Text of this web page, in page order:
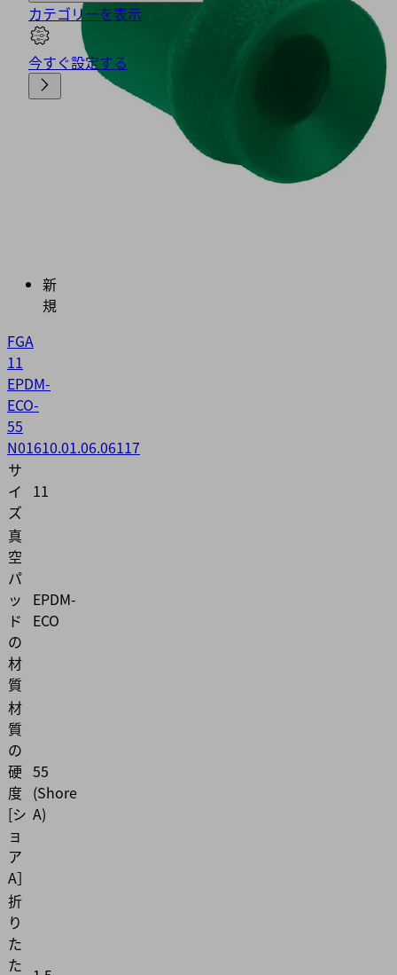
新
規
FGA
11
EPDM-
ECO-
55
N01610.01.06.06117
サ
イ
ズ
11
真
空
パ
ッ
ド
の
材
質
EPDM-
ECO
材
質
の
硬
度
[シ
ョ
ア
A］
55
(Shore
A)
折
り
た
た
カテゴリーを表示
今すぐ設定する